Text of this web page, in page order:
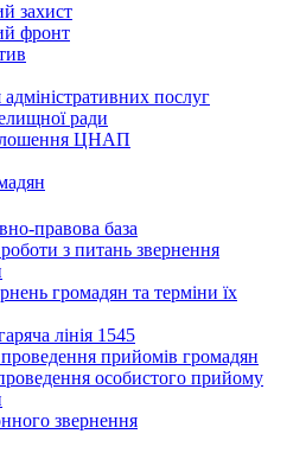
захист
фронт
послуг
ради
ЦНАП
правова база
з питань звернення
громадян та терміни їх
лінія 1545
прийомів громадян
особистого прийому
звернення